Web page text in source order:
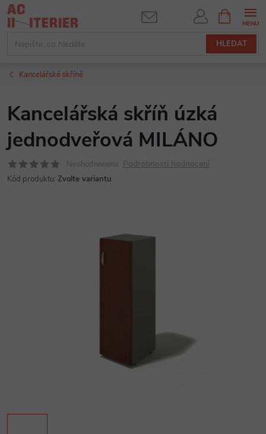
Přejít
na
HLEDAT
NÁKUPNÍ
KOŠÍK
Kancelářské skříně
Kancelářská skříň úzká
jednodveřová MILÁNO
Neohodnoceno Podrobnosti hodnocení
Kód produktu: Zvolte variantu